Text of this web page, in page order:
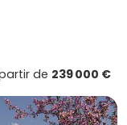
de 239 000 €